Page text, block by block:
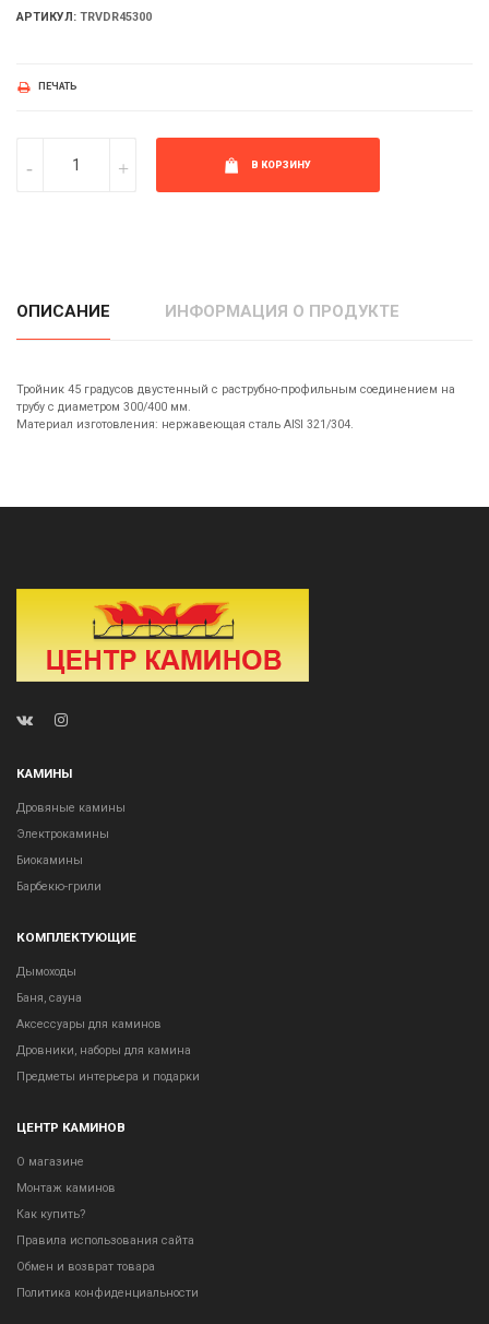
АРТИКУЛ: TRVDR45300
ПЕЧАТЬ
В КОРЗИНУ
ОПИСАНИЕ ИНФОРМАЦИЯ О ПРОДУКТЕ
Тройник 45 градусов двустенный с раструбно-профильным соединением на
трубу с диаметром 300/400 мм.
Материал изготовления: нержавеющая сталь AISI 321/304.
КАМИНЫ
Дровяные камины
Электрокамины
Биокамины
Барбекю-грили
КОМПЛЕКТУЮЩИЕ
Дымоходы
Баня, сауна
Аксессуары для каминов
Дровники, наборы для камина
Предметы интерьера и подарки
ЦЕНТР КАМИНОВ
О магазине
Монтаж каминов
Как купить?
Правила использования сайта
Обмен и возврат товара
Политика конфиденциальности